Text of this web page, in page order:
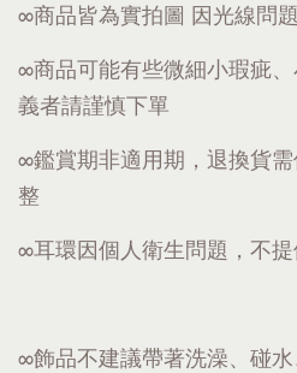
∞商品皆為實拍圖 因光線問
∞商品可能有些微細小瑕疵
義者請謹慎下單
∞鑑賞期非適用期，退換貨
整
∞耳環因個人衛生問題，不
∞飾品不建議帶著洗澡、碰